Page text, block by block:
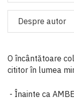
Despre autor
O încântătoare
cititor în lumea
- Înainte ca